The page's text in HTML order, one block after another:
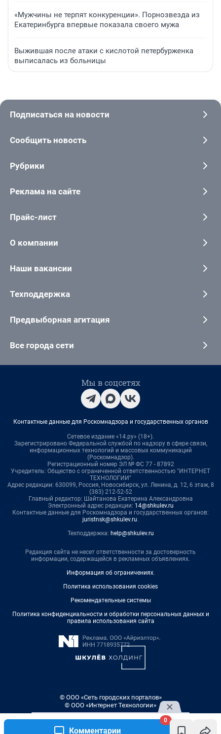
Комментарии
0
«Мужчины не терпят конкуренции». Порнозвезда из
Екатеринбурга впервые показала своего мужа
Выжившая после атаки с кислотой петербурженка
выписалась из больницы
Подписаться на новости
Сообщить новость
Рубрики
Реклама на сайте
Прайс-лист
О компании
Наши вакансии
Техподдержка
Предвыборная агитация
Все города сети
Мы в соцсетях
Контактные данные для Роскомнадзора и государственных органов
Сетевое издание «14.ру» (18+).
Зарегистрировано Федеральной службой по надзору в сфере связи,
информационных технологий и массовых коммуникаций
(Роскомнадзор).
Регистрационный номер ЭЛ № ФС 77 - 87892
Учредитель: Общество с ограниченной ответственностью "ИНТЕРНЕТ
ТЕХНОЛОГИИ"
Адрес редакции: 630099, Россия, Новосибирск, ул. Ленина, д. 12, 6 этаж, 8
(383) 212-52-52
Главный редактор: Шайтанова Екатерина Александровна
Электронный адрес редакции: 14@shkulev.ru
Контактные данные для Роскомнадзора и государственных органов:
juristnsk@shkulev.ru.
Техподдержка: help@shkulev.ru
Редакция сайта не несет ответственности за достоверность
информации, содержащейся в рекламных объявлениях.
Информация об ограничениях.
Политика использования cookies
Рекомендательные системы
Политика конфиденциальности и обработки персональных данных и
правила использования сайта
© ООО «Сеть городских порталов»
© ООО «Интернет Технологии»